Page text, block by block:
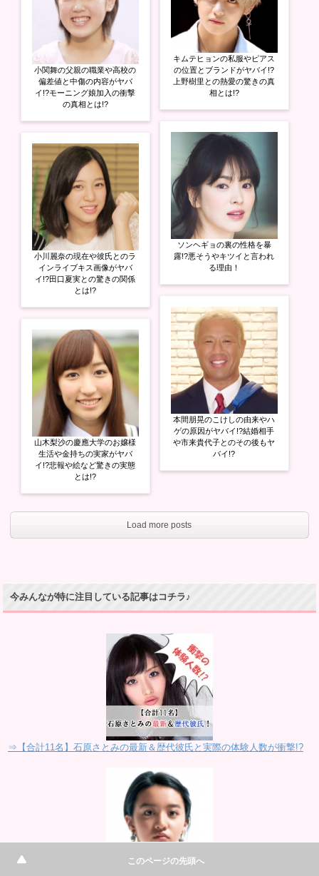
小関舞の父親の職業や高校の
偏差値と中傷の内容がヤバ
イ!?モーニング娘加入の衝撃
の真相とは!?
小川麗奈の現在や彼氏とのラ
インライブキス画像がヤバ
イ!?田口夏実との驚きの関係
とは!?
山木梨沙の慶應大学のお嬢様
生活や金持ちの実家がヤバ
イ!?悲報や絵など驚きの実態
とは!?
キムテヒョンの私服やピアス
の位置とブランドがヤバイ!?
上野樹里との熱愛の驚きの真
相とは!?
ソンヘギョの裏の性格を暴
露!?悪そうやキツイと言われ
る理由！
本間朋晃のこけしの由来やハ
ゲの原因がヤバイ!?結婚相手
や市来貴代子とのその後もヤ
バイ!?
Load more posts
今みんなが特に注目している記事はコチラ♪
⇒【合計11名】石原さとみの最新＆歴代彼氏と実際の体験人数が衝撃!?
このページの先頭へ